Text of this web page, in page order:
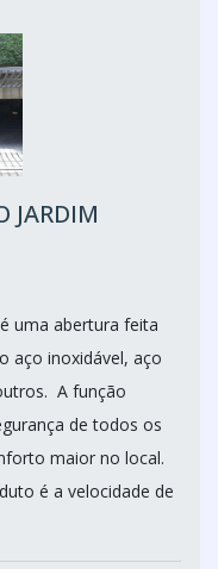
JARDIM
uma abertura feita
aço inoxidável, aço
A função
de todos os
maior no local.
é a velocidade de